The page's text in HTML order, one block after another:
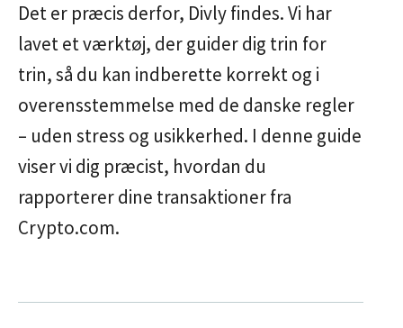
Det er præcis derfor, Divly findes. Vi har
lavet et værktøj, der guider dig trin for
trin, så du kan indberette korrekt og i
overensstemmelse med de danske regler
– uden stress og usikkerhed. I denne guide
viser vi dig præcist, hvordan du
rapporterer dine transaktioner fra
Crypto.com.